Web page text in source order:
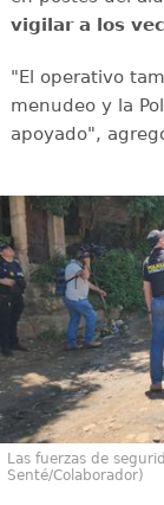
vigilar a los
"El operativo
menudeo y la
apoyado",
Las fuerzas de
Senté/Colaborador)